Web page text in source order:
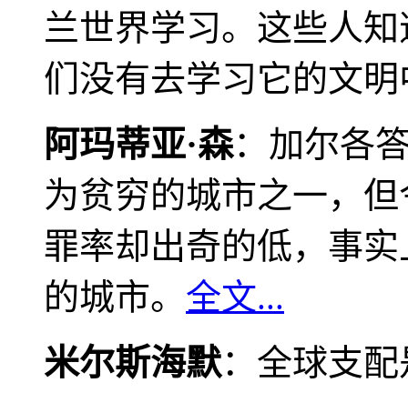
兰世界学习。这些人
们没有去学习它的文
阿玛蒂亚·森：加尔各
为贫穷的城市之一，
罪率却出奇的低，事
的城市。 全文...
米尔斯海默：全球支